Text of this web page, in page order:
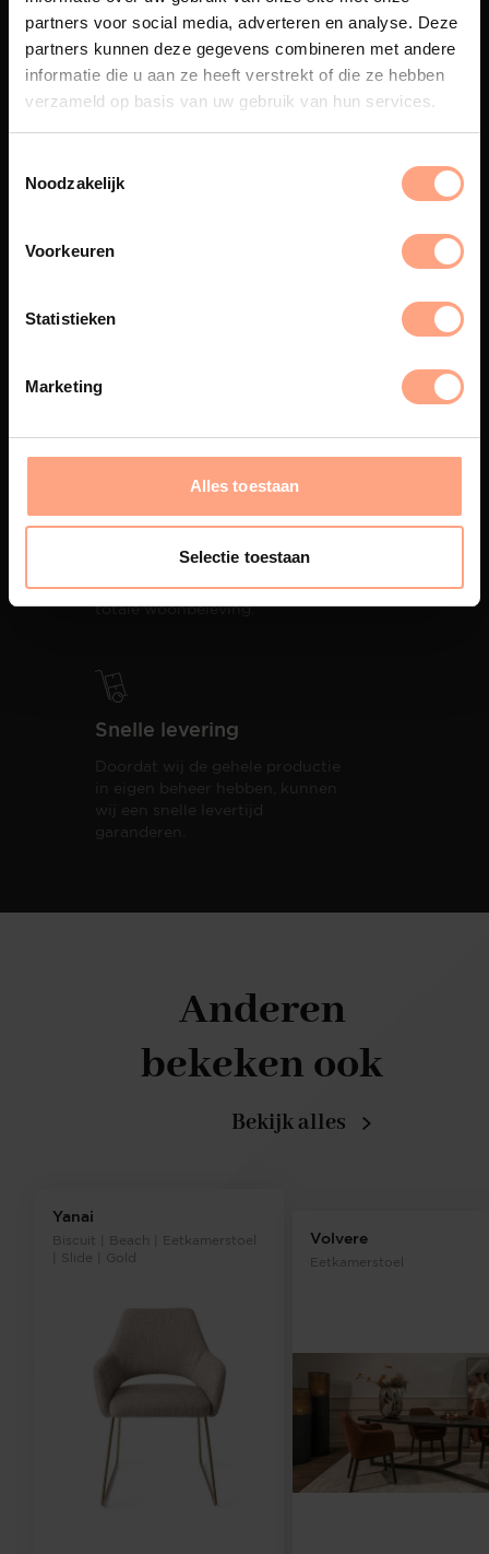
partners voor social media, adverteren en analyse. Deze
partners kunnen deze gegevens combineren met andere
informatie die u aan ze heeft verstrekt of die ze hebben
verzameld op basis van uw gebruik van hun services.
Noodzakelijk
Voorkeuren
Statistieken
Marketing
Alles toestaan
Selectie toestaan
Maatwerk
Een exclusieve handgemaakte
De meubelen worden in onze
componenten lak.
ontzorging van eerste schets tot
oplevering,met als resultaat een
totale woonbeleving.
Snelle levering
Doordat wij de gehele productie
in eigen beheer hebben, kunnen
wij een snelle levertijd
garanderen.
Yanai
Biscuit | Beach | Eetkamerstoel
| Slide | Gold
Volvere
Eetkamerstoel
Anderen
bekeken ook
Bekijk alles